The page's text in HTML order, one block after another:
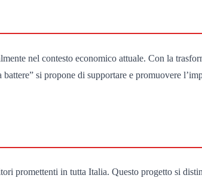
nel contesto economico attuale. Con la
si propone di supportare e promuovere
promettenti in tutta Italia. Questo progetto si